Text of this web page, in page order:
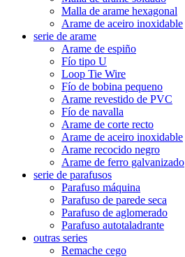
Malla de arame hexagonal
Arame de aceiro inoxidable
serie de arame
Arame de espiño
Fío tipo U
Loop Tie Wire
Fío de bobina pequeno
Arame revestido de PVC
Fío de navalla
Arame de corte recto
Arame de aceiro inoxidable
Arame recocido negro
Arame de ferro galvanizado
serie de parafusos
Parafuso máquina
Parafuso de parede seca
Parafuso de aglomerado
Parafuso autotaladrante
outras series
Remache cego